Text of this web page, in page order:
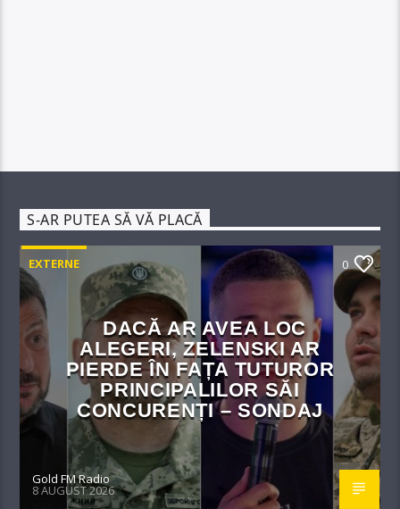
S-AR PUTEA SĂ VĂ PLACĂ
EXTERNE 0
DACĂ AR AVEA LOC
ALEGERI, ZELENSKI AR
PIERDE ÎN FAȚA TUTUROR
PRINCIPALILOR SĂI
CONCURENȚI – SONDAJ
Gold FM Radio
8 AUGUST 2026